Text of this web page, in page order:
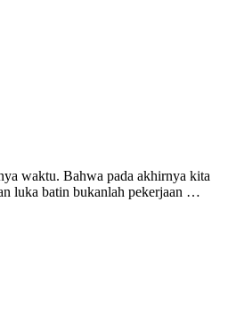
waktu. Bahwa pada akhirnya kita
luka batin bukanlah pekerjaan …